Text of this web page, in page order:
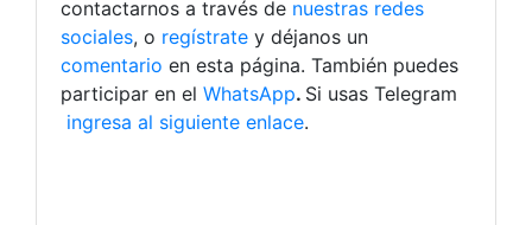
contactarnos a través de nuestras redes
sociales, o regístrate y déjanos un
comentario en esta página. También puedes
participar en el WhatsApp. Si usas Telegram
ingresa al siguiente enlace.